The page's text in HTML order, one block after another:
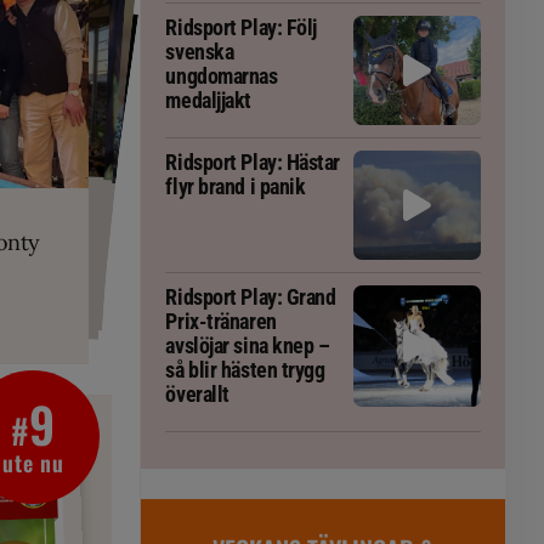
är allt
fång
blivit
tränaren
#9
ute nu
Ridsport Play: Följ
svenska
ungdomarnas
medaljjakt
Ridsport Play: Hästar
flyr brand i panik
Ridsport Play: Grand
Prix-tränaren
avslöjar sina knep –
så blir hästen trygg
överallt